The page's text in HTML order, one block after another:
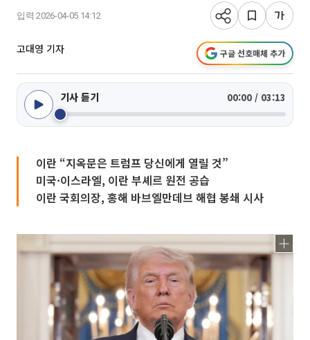
입력 2026-04-05 14:12
고대영 기자 구글 선호매체 추가
기사 듣기 00:00 / 03:13
이란 “지옥문은 트럼프 당신에게 열릴 것”
미국·이스라엘, 이란 부셰르 원전 공습
이란 국회의장, 홍해 바브엘만데브 해협 봉쇄 시사